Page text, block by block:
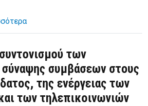
για το Οδηγία για το
των
σύναψης συμβάσεων στους
της ενέργειας των
των τηλεπικοινωνιών